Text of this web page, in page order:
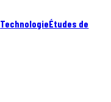
TechnologieÉtudes de